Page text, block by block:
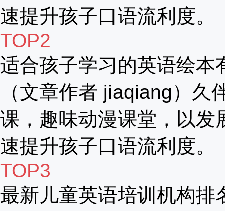
速提升孩子口语流利度。
TOP2
适合孩子学习的英语绘本
（文章作者 jiaqiang）
课，趣味动漫课堂，以发
速提升孩子口语流利度。
TOP3
最新儿童英语培训机构排